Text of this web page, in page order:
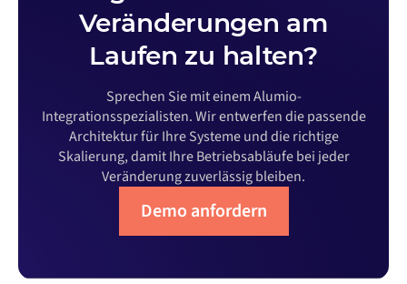
Veränderungen am
Laufen zu halten?
Sprechen Sie mit einem Alumio-
Integrationsspezialisten. Wir entwerfen die passende
Architektur für Ihre Systeme und die richtige
Skalierung, damit Ihre Betriebsabläufe bei jeder
Veränderung zuverlässig bleiben.
Demo anfordern